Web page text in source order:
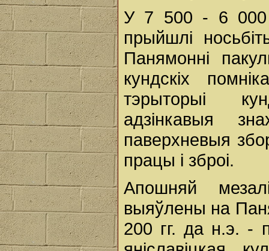
У 7 500 - 6 000
прыйшлі
Панямонні
кундскіх
тэрыторыі
адзінкавыя
паверхневыя
працы і зброі.
Апошняй
выяўлены на
200 гг. да н.э. -